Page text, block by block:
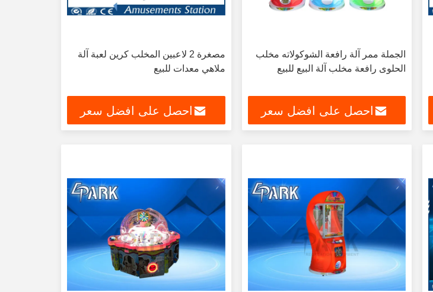
الجملة ممر آلة رافعة الشوكولاته مخلب
الحلوى رافعة مخلب آلة البيع للبيع
احصل على افضل سعر
مصغرة 2 لاعبين المخلب كرين لعبة آلة
ملاهي معدات للبيع
احصل على افضل سعر